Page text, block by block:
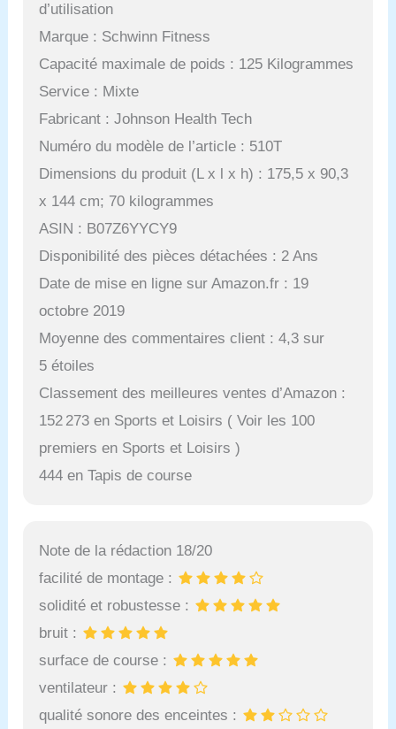
d’utilisation
Marque : Schwinn Fitness
Capacité maximale de poids : 125 Kilogrammes
Service : Mixte
Fabricant : Johnson Health Tech
Numéro du modèle de l’article : 510T
Dimensions du produit (L x l x h) : 175,5 x 90,3
x 144 cm; 70 kilogrammes
ASIN : B07Z6YYCY9
Disponibilité des pièces détachées : 2 Ans
Date de mise en ligne sur Amazon.fr : 19
octobre 2019
Moyenne des commentaires client : 4,3 sur
5 étoiles
Classement des meilleures ventes d’Amazon :
152 273 en Sports et Loisirs ( Voir les 100
premiers en Sports et Loisirs )
444 en Tapis de course
Note de la rédaction 18/20
facilité de montage :
solidité et robustesse :
bruit :
surface de course :
ventilateur :
qualité sonore des enceintes :